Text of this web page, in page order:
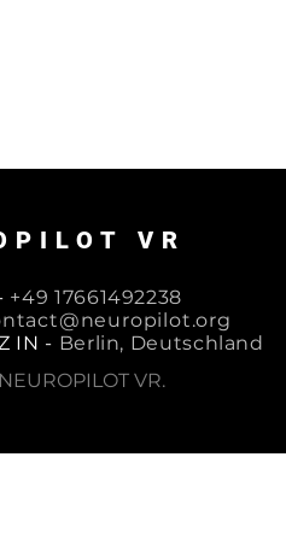
VR
+49 17661492238
IN - Berlin, Deutschland
VR.